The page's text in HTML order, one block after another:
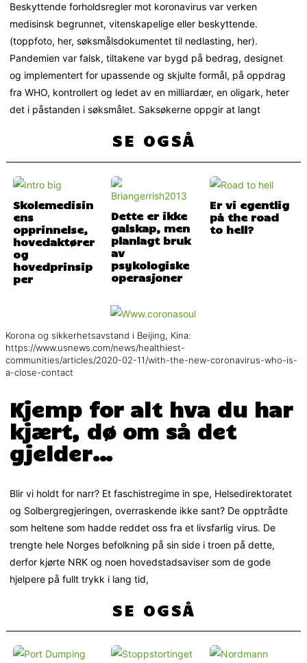
Beskyttende forholdsregler mot koronavirus var verken
medisinsk begrunnet, vitenskapelige eller beskyttende.
(toppfoto, her, søksmålsdokumentet til nedlasting, her).
Pandemien var falsk, tiltakene var bygd på bedrag, designet
og implementert for upassende og skjulte formål, på oppdrag
fra WHO, kontrollert og ledet av en milliardær, en oligark, heter
det i påstanden i søksmålet. Saksøkerne oppgir at langt
SE OGSÅ
Skolemedisin
ens
opprinnelse,
hovedaktører
og
hovedprinsip
per
Dette er ikke
galskap, men
planlagt bruk
av
psykologiske
operasjoner
Er vi egentlig
på the road
to hell?
Korona og sikkerhetsavstand i Beijing, Kina:
https://www.usnews.com/news/healthiest-
communities/articles/2020-02-11/with-the-new-coronavirus-who-is-
a-close-contact
Kjemp for alt hva du har
kjært, dø om så det
gjelder…
Blir vi holdt for narr? Et faschistregime in spe, Helsedirektoratet
og Solbergregjeringen, overraskende ikke sant? De opptrådte
som heltene som hadde reddet oss fra et livsfarlig virus. De
trengte hele Norges befolkning på sin side i troen på dette,
derfor kjørte NRK og noen hovedstadsaviser som de gode
hjelpere på fullt trykk i lang tid,
SE OGSÅ